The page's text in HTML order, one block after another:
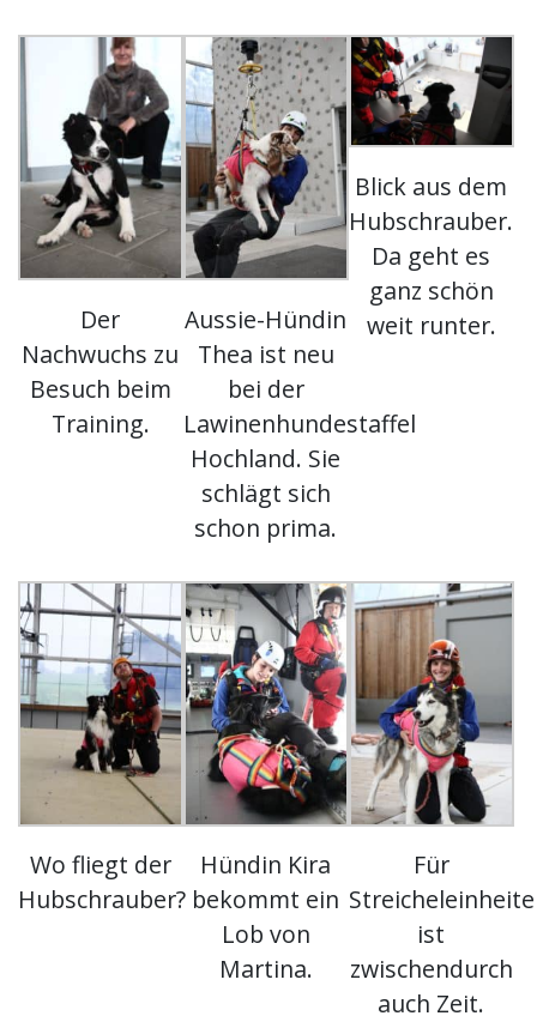
Der
Nachwuchs zu
Besuch beim
Training.
Aussie-Hündin
Thea ist neu
bei der
Lawinenhundestaffel
Hochland. Sie
schlägt sich
schon prima.
Blick aus dem
Hubschrauber.
Da geht es
ganz schön
weit runter.
Wo fliegt der
Hubschrauber?
Hündin Kira
bekommt ein
Lob von
Martina.
Für
ist
zwischendurch
auch Zeit.